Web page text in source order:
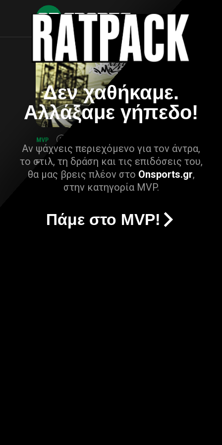
Δεν χαθήκαμε.
Αλλάξαμε γήπεδο!
Αν ψάχνεις περιεχόμενο για τον άντρα,
το στιλ, τη δράση και τις επιδόσεις του,
θα μας βρεις πλέον στο Onsports.gr,
στην κατηγορία MVP.
Πάμε στο MVP!